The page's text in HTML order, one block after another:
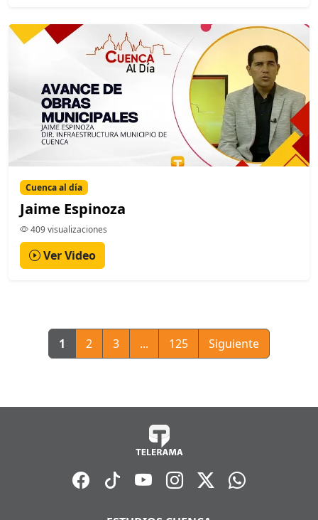
Cuenca al día
Jaime Espinoza
409 visualizaciones
Ver Video
1 2 3 ... 125 Siguiente